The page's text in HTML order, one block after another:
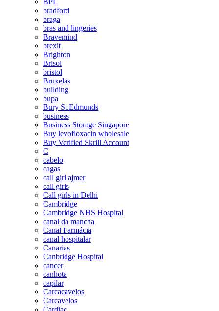
bradford
braga
bras and lingeries
Bravemind
brexit
Brighton
Brisol
bristol
Bruxelas
building
bupa
Bury St.Edmunds
business
Business Storage Singapore
Buy levofloxacin wholesale
Buy Verified Skrill Account
C
cabelo
cagas
call girl ajmer
call girls
Call girls in Delhi
Cambridge
Cambridge NHS Hospital
canal da mancha
Canal Farmácia
canal hospitalar
Canarias
Canbridge Hospital
cancer
canhota
capilar
Carcacavelos
Carcavelos
Cardiac